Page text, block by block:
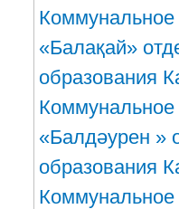
Коммунальное
«Балақай»
образования
Коммунальное
«Балдәурен »
образования
Коммунальное